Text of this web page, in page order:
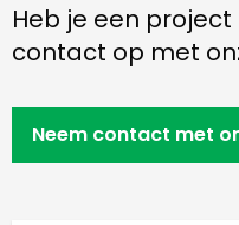
Heb je een
contact op met
Neem contact met